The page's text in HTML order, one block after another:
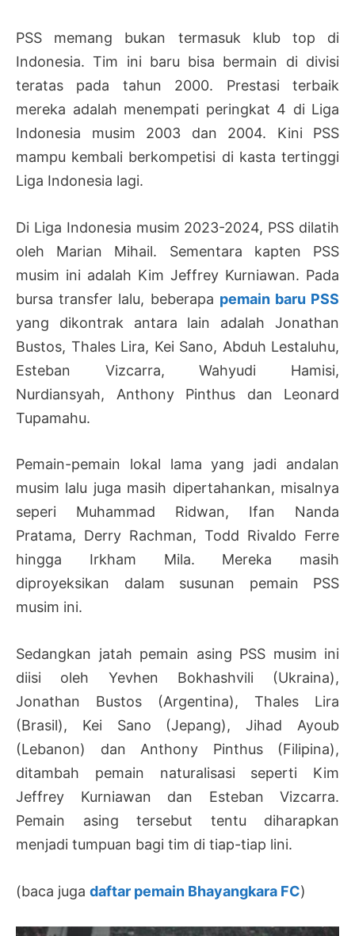
PSS memang bukan termasuk klub top di
Indonesia. Tim ini baru bisa bermain di divisi
teratas pada tahun 2000. Prestasi terbaik
mereka adalah menempati peringkat 4 di Liga
Indonesia musim 2003 dan 2004. Kini PSS
mampu kembali berkompetisi di kasta tertinggi
Liga Indonesia lagi.
Di Liga Indonesia musim 2023-2024, PSS dilatih
oleh Marian Mihail. Sementara kapten PSS
musim ini adalah Kim Jeffrey Kurniawan. Pada
bursa transfer lalu, beberapa pemain baru PSS
yang dikontrak antara lain adalah Jonathan
Bustos, Thales Lira, Kei Sano, Abduh Lestaluhu,
Esteban Vizcarra, Wahyudi Hamisi,
Nurdiansyah, Anthony Pinthus dan Leonard
Tupamahu.
Pemain-pemain lokal lama yang jadi andalan
musim lalu juga masih dipertahankan, misalnya
seperi Muhammad Ridwan, Ifan Nanda
Pratama, Derry Rachman, Todd Rivaldo Ferre
hingga Irkham Mila. Mereka masih
diproyeksikan dalam susunan pemain PSS
musim ini.
Sedangkan jatah pemain asing PSS musim ini
diisi oleh Yevhen Bokhashvili (Ukraina),
Jonathan Bustos (Argentina), Thales Lira
(Brasil), Kei Sano (Jepang), Jihad Ayoub
(Lebanon) dan Anthony Pinthus (Filipina),
ditambah pemain naturalisasi seperti Kim
Jeffrey Kurniawan dan Esteban Vizcarra.
Pemain asing tersebut tentu diharapkan
menjadi tumpuan bagi tim di tiap-tiap lini.
(baca juga daftar pemain Bhayangkara FC)